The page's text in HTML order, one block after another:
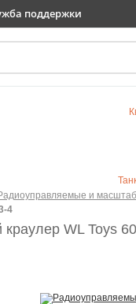
поддержки
и
4
WL Toys